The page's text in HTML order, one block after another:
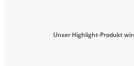
Unser Highlight-Produkt